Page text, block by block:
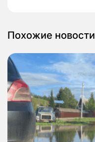
Похожие новости